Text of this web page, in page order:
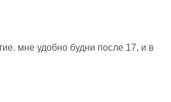
мне удобно будни после 17, и в